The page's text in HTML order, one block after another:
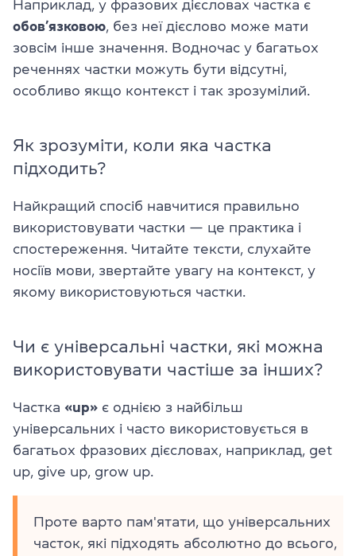
Наприклад, у фразових дієсловах частка є
обов’язковою , без неї дієслово може мати
зовсім інше значення. Водночас у багатьох
реченнях частки можуть бути відсутні,
особливо якщо контекст і так зрозумілий.
Як зрозуміти, коли яка частка
підходить?
Найкращий спосіб навчитися правильно
використовувати частки — це практика і
спостереження. Читайте тексти, слухайте
носіїв мови, звертайте увагу на контекст, у
якому використовуються частки.
Чи є універсальні частки, які можна
використовувати частіше за інших?
Частка «up» є однією з найбільш
універсальних і часто використовується в
багатьох фразових дієсловах, наприклад, get
up, give up, grow up.
Проте варто пам'ятати, що універсальних
часток, які підходять абсолютно до всього,